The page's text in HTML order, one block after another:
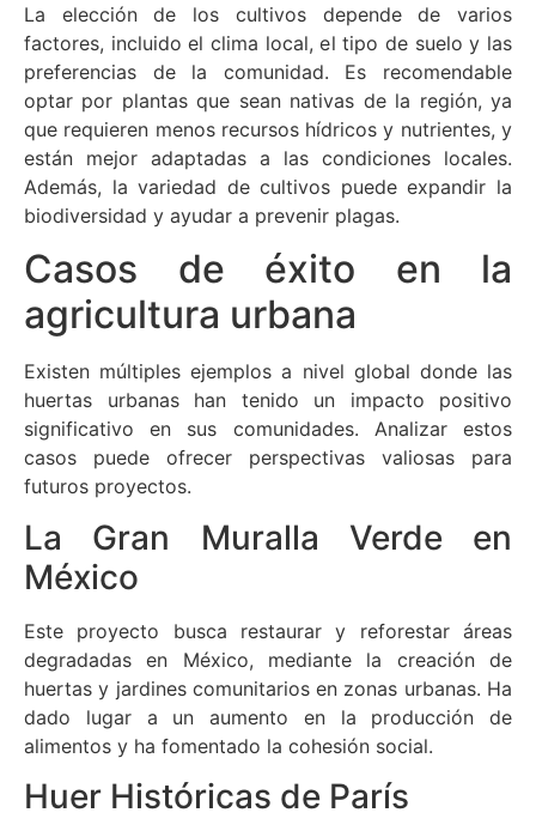
La elección de los cultivos depende de varios
factores, incluido el clima local, el tipo de suelo y las
preferencias de la comunidad. Es recomendable
optar por plantas que sean nativas de la región, ya
que requieren menos recursos hídricos y nutrientes, y
están mejor adaptadas a las condiciones locales.
Además, la variedad de cultivos puede expandir la
biodiversidad y ayudar a prevenir plagas.
Casos de éxito en la
agricultura urbana
Existen múltiples ejemplos a nivel global donde las
huertas urbanas han tenido un impacto positivo
significativo en sus comunidades. Analizar estos
casos puede ofrecer perspectivas valiosas para
futuros proyectos.
La Gran Muralla Verde en
México
Este proyecto busca restaurar y reforestar áreas
degradadas en México, mediante la creación de
huertas y jardines comunitarios en zonas urbanas. Ha
dado lugar a un aumento en la producción de
alimentos y ha fomentado la cohesión social.
Huer Históricas de París